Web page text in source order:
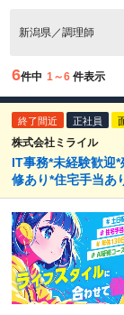
新潟県／調理師
6件中 1～6 件表示
終了間近 正社員
株式会社ミライル
IT事務*未経験歓迎
修あり*住宅手当あ